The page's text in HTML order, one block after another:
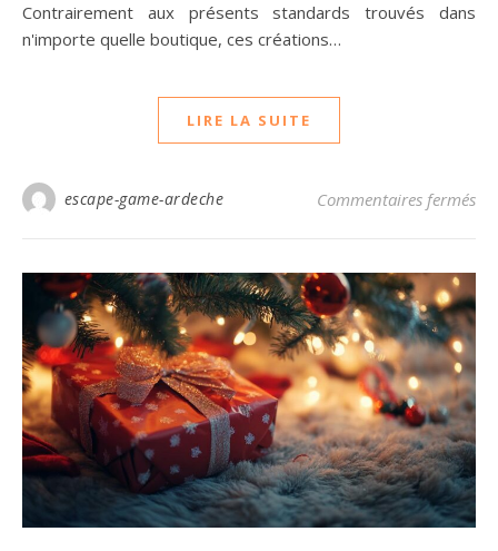
Contrairement aux présents standards trouvés dans
n'importe quelle boutique, ces créations…
LIRE LA SUITE
escape-game-ardeche Commentaires fermés